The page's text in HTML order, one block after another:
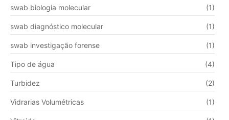
swab biologia molecular (1)
swab diagnóstico molecular (1)
swab investigação forense (1)
Tipo de água (4)
Turbidez (2)
Vidrarias Volumétricas (1)